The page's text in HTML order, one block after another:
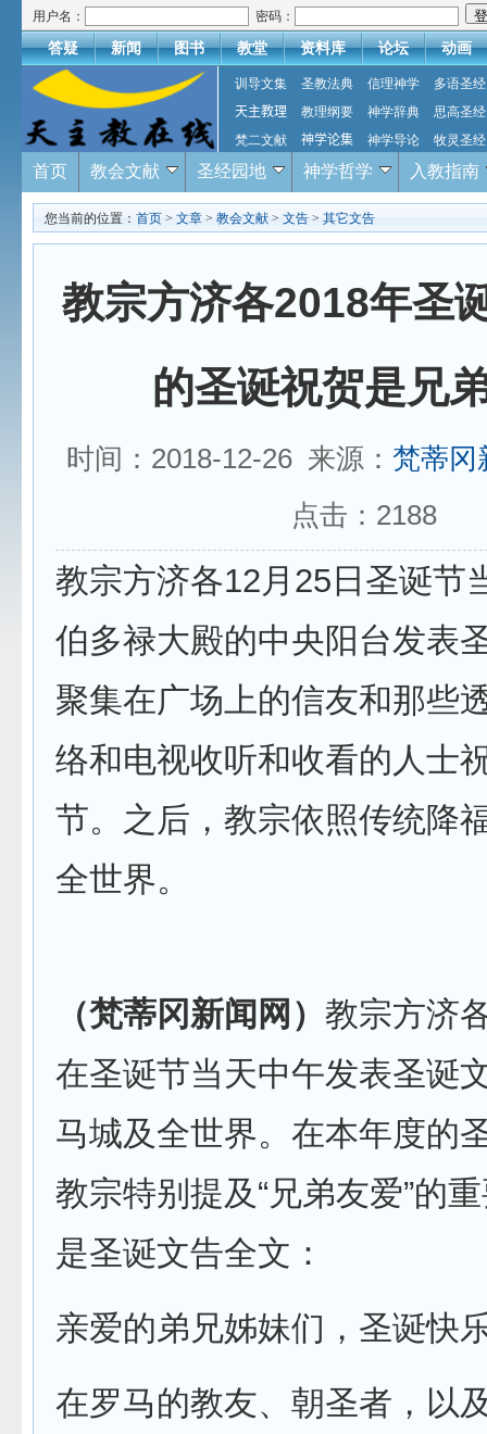
用户名： 密码：
答疑 新闻 图书 教堂 资料库 论坛 动画
训导文集 圣教法典 信理神学
多语圣经
天主教理
教理纲要 神学辞典
思高圣经
梵二文献
神学论集 神学导论 牧灵圣经
首页 教会文献 圣经园地 神学哲学 入教指南
您当前的位置： 首页 > 文章 > 教会文献 > 文告 > 其它文告
教宗方济各2018年圣
的圣诞祝贺是兄
时间：2018-12-26 来源： 梵蒂冈
点击： 2188
教宗方济各12月25日圣诞节
伯多禄大殿的中央阳台发表
聚集在广场上的信友和那些
络和电视收听和收看的人士
节。之后，教宗依照传统降
全世界。
（梵蒂冈新闻网） 教宗方济
在圣诞节当天中午发表圣诞
马城及全世界。在本年度的
教宗特别提及“兄弟友爱”的
是圣诞文告全文：
亲爱的弟兄姊妹们，圣诞快
在罗马的教友、朝圣者，以